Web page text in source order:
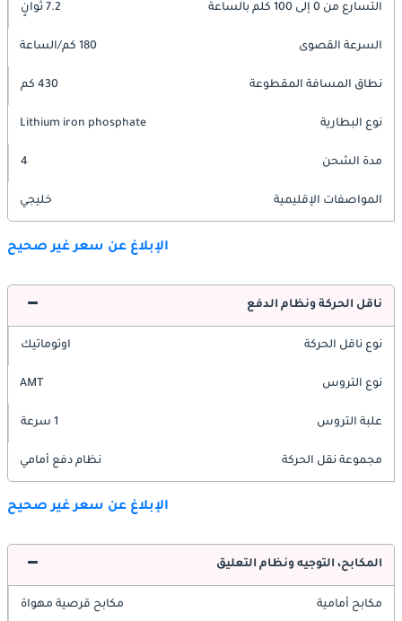
التسارع من 0 إلى 100 كلم بالساعة 7.2 ثوانٍ
السرعة القصوى 180 كم/الساعة
نطاق المسافة المقطوعة 430 كم
نوع البطارية Lithium iron phosphate
مدة الشحن 4
المواصفات الإقليمية خليجي
الإبلاغ عن سعر غير صحيح
ناقل الحركة ونظام الدفع
نوع ناقل الحركة اوتوماتيك
نوع التروس AMT
علبة التروس 1 سرعة
مجموعة نقل الحركة نظام دفع أمامي
الإبلاغ عن سعر غير صحيح
المكابح، التوجيه ونظام التعليق
مكابح أمامية مكابح قرصية مهواة